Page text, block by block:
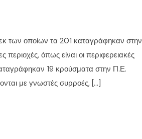
των οποίων τα 201 καταγράφηκαν στην
όπως είναι οι περιφερειακές
19 κρούσματα στην Π.Ε.
με γνωστές συρροές, […]